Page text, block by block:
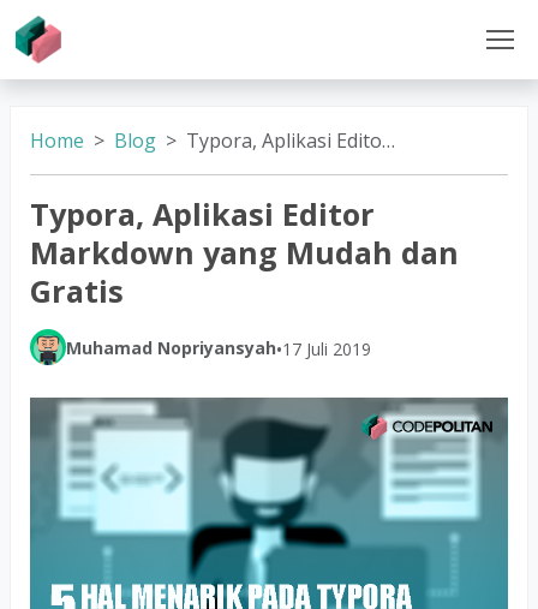
Home Blog Typora, Aplikasi Editor Markdown yang Mudah dan Gratis
Typora, Aplikasi Editor
Markdown yang Mudah dan
Gratis
Muhamad Nopriyansyah•17 Juli 2019